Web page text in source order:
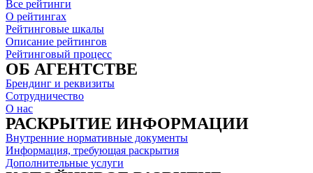
Все рейтинги
О рейтингах
Рейтинговые шкалы
Описание рейтингов
Рейтинговый процесс
ОБ АГЕНТСТВЕ
Брендинг и реквизиты
Сотрудничество
О нас
РАСКРЫТИЕ ИНФОРМАЦИИ
Внутренние нормативные документы
Информация, требующая раскрытия
Дополнительные услуги